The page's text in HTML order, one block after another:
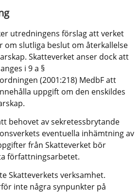
utredningens förslag att verket
om slutliga beslut om återkallelse
Skatteverket anser dock att
i 9 a §
(2001:218) MedbF att
uppgift om den enskildes
behovet av sekretessbrytande
eventuella inhämtning av
från Skatteverket bör
författningsarbetet.
Skatteverkets verksamhet.
inte några synpunkter på